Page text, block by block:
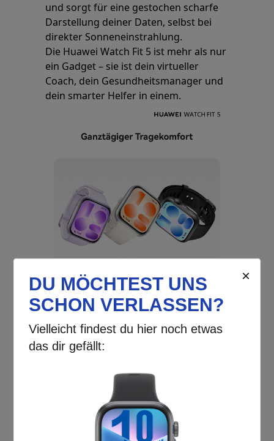
und sorgt für eine gestochen scharfe
Darstellung deiner Daten, selbst bei
direkter Sonneneinstrahlung.
Die Huawei Watch Fit 5 ist mehr als nur
ein Gadget – sie ist dein virtueller
Coach, dein Gesundheitsmanager und
dein smarter Helfer in einem.